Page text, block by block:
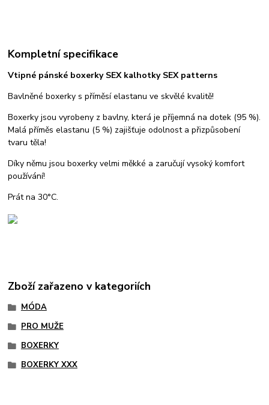
Kompletní specifikace
Vtipné pánské boxerky SEX kalhotky SEX patterns
Bavlněné boxerky s příměsí elastanu ve skvělé kvalitě!
Boxerky jsou vyrobeny z bavlny, která je příjemná na dotek (95 %).
Malá příměs elastanu (5 %) zajišťuje odolnost a přizpůsobení
tvaru těla!
Díky němu jsou boxerky velmi měkké a zaručují vysoký komfort
používání!
Prát na 30°C.
Zboží zařazeno v kategoriích
MÓDA
PRO MUŽE
BOXERKY
BOXERKY XXX